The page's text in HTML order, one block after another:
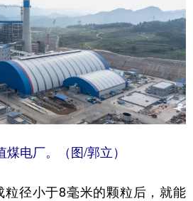
煤电厂。（图/郭立）
径小于8毫米的颗粒后，就能